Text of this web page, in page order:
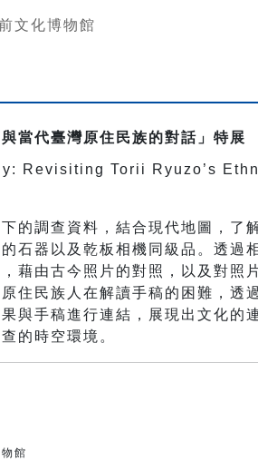
文化博物館
當代臺灣原住民族的對話」特展
Revisiting Torii Ryuzo’s
的調查資料，結合現代地圖，了
石器以及乾板相機同級品。透過
藉由古今照片的對照，以及對照
住民族人在解讀手稿的困難，透
與手稿進行連結，展現出文化的
的時空環境。
館